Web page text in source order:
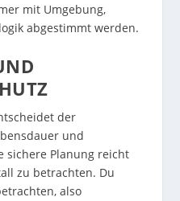
mit Umgebung,
abgestimmt werden.
der
und
sichere Planung reicht
zu betrachten. Du
also